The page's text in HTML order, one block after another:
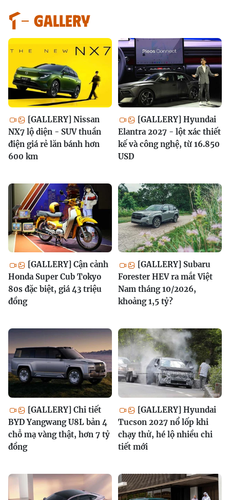
GALLERY
[GALLERY] Nissan
NX7 lộ diện - SUV thuần
điện giá rẻ lăn bánh hơn
600 km
[GALLERY] Hyundai
Elantra 2027 - lột xác thiết
kế và công nghệ, từ 16.850
USD
[GALLERY] Cận cảnh
Honda Super Cub Tokyo
80s đặc biệt, giá 43 triệu
đồng
[GALLERY] Subaru
Forester HEV ra mắt Việt
Nam tháng 10/2026,
khoảng 1,5 tỷ?
[GALLERY] Chi tiết
BYD Yangwang U8L bản 4
chỗ mạ vàng thật, hơn 7 tỷ
đồng
[GALLERY] Hyundai
Tucson 2027 nổ lốp khi
chạy thử, hé lộ nhiều chi
tiết mới